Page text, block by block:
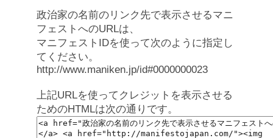
政治家の名前のリンク先で表示させるマニ
フェストへのURLは、
マニフェストIDを使って次のように指定し
てください。
http://www.maniken.jp/id#0000000023
上記URLを使ってクレジットを表示させる
ためのHTMLは次の通りです。